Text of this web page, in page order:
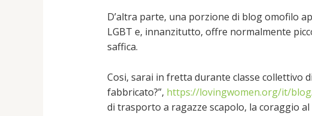
D’altra parte, una porzione di blog omofilo
LGBT e, innanzitutto, offre normalmente
saffica.
Cosi, sarai in fretta durante classe collettivo
fabbricato?”, https://lovingwomen.org/it/
di trasporto a ragazze scapolo, la coraggio al